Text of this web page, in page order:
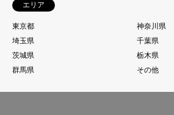
エリア
東京都
神奈川県
埼玉県
千葉県
茨城県
栃木県
群馬県
その他